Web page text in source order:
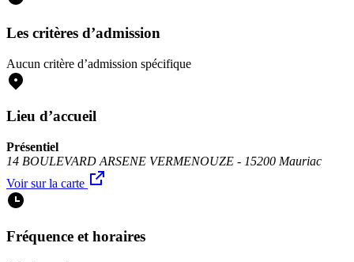
Les critères d’admission
Aucun critère d’admission spécifique
Lieu d’accueil
Présentiel
14 BOULEVARD ARSENE VERMENOUZE - 15200 Mauriac
Voir sur la carte
Fréquence et horaires